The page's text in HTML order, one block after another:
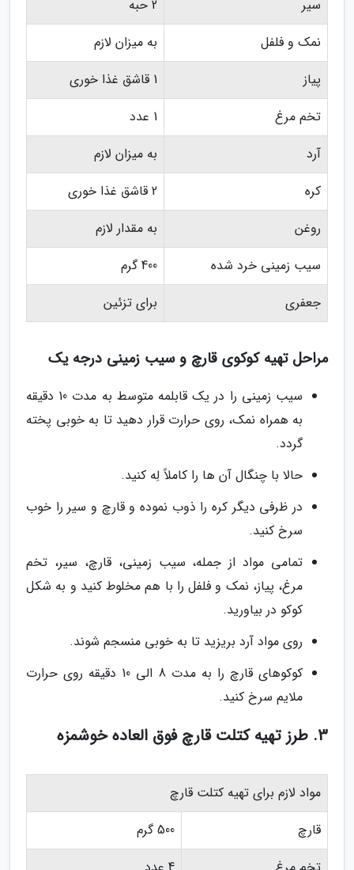
سیر
2 حبه
نمک و فلفل
به میزان لازم
پیاز
1 قاشق غذا خوری
تخم مرغ
1 عدد
آرد
به میزان لازم
کره
2 قاشق غذا خوری
روغن
به مقدار لازم
سیب زمینی خرد شده
400 گرم
جعفری
برای تزئین
مراحل تهیه کوکوی قارچ و سیب زمینی درجه یک
سیب زمینی را در یک قابلمه متوسط به مدت 10 دقیقه
به همراه نمک، روی حرارت قرار دهید تا به خوبی پخته
گردد.
حالا با چنگال آن ها را کاملاً لِه کنید.
در ظرفی دیگر کره را ذوب نموده و قارچ و سیر را خوب
سرخ کنید.
تمامی مواد از جمله، سیب زمینی، قارچ، سیر، تخم
مرغ، پیاز، نمک و فلفل را با هم مخلوط کنید و به شکل
کوکو در بیاورید.
روی مواد آرد بریزید تا به خوبی منسجم شوند.
کوکوهای قارچ را به مدت 8 الی 10 دقیقه روی حرارت
ملایم سرخ کنید.
3. طرز تهیه کتلت قارچ فوق العاده خوشمزه
مواد لازم برای تهیه کتلت قارچ
قارچ
500 گرم